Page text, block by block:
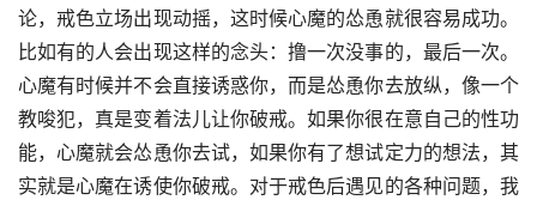
论，戒色立场出现动摇，这时候心魔的怂恿就很容易成功。
比如有的人会出现这样的念头：撸一次没事的，最后一次。
心魔有时候并不会直接诱惑你，而是怂恿你去放纵，像一个
教唆犯，真是变着法儿让你破戒。如果你很在意自己的性功
能，心魔就会怂恿你去试，如果你有了想试定力的想法，其
实就是心魔在诱使你破戒。对于戒色后遇见的各种问题，我